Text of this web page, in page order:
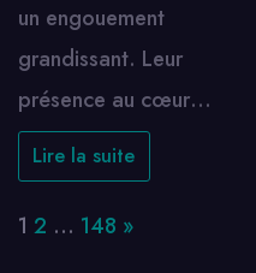
un engouement
grandissant. Leur
présence au cœur…
Lire la suite
Page:
1 2 … 148 Next
»